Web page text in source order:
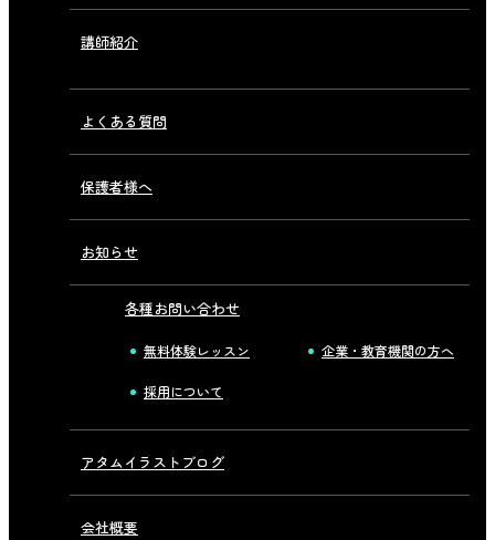
講師紹介
よくある質問
保護者様へ
お知らせ
各種お問い合わせ
無料体験レッスン 企業・教育機関の方へ
採用について
アタムイラストブログ
会社概要